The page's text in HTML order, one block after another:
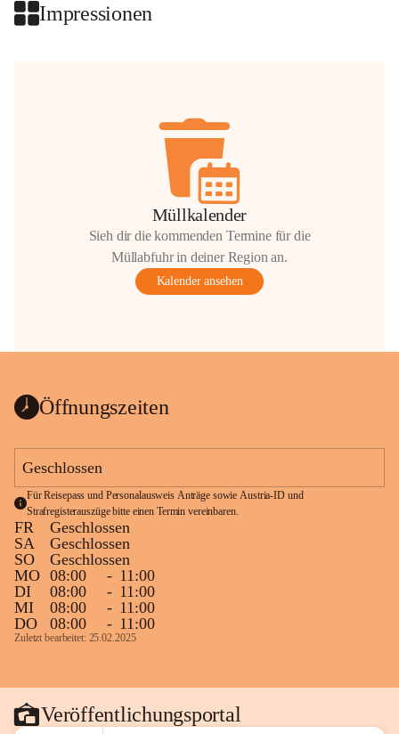
Impressionen
Müllkalender
Sieh dir die kommenden Termine für die
Müllabfuhr in deiner Region an.
Kalender ansehen
Öffnungszeiten
Geschlossen
Für Reisepass und Personalausweis Anträge sowie Austria-ID und
Strafregisterauszüge bitte einen Termin vereinbaren.
FR
Geschlossen
SA
Geschlossen
SO
Geschlossen
MO 08:00 - 11:00
DI
08:00 - 11:00
MI
08:00 - 11:00
DO
08:00 - 11:00
Zuletzt bearbeitet: 25.02.2025
Veröffentlichungsportal